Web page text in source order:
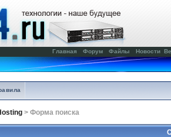
Главная Форум Файлы Новости
> Форма поиска